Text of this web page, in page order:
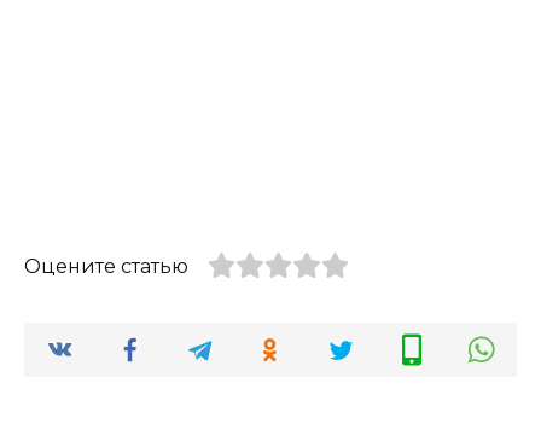
Оцените статью